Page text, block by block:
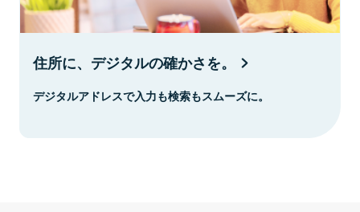
住所に、デジタルの確かさを。
デジタルアドレスで入力も検索もスムーズに。